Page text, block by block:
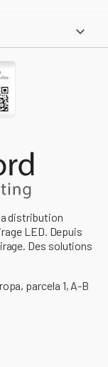

distribution
LED. Depuis
Des solutions
parcela 1, A-B